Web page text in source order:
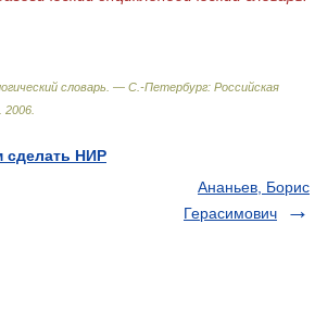
словарь. — С.-Петербург: Российская
2006
сделать НИР
Ананьев, Борис
Герасимович